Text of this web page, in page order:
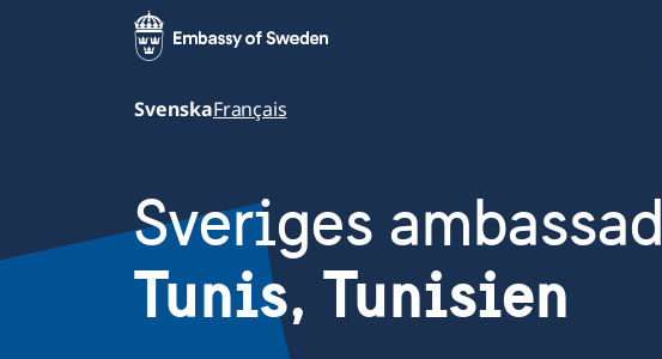
SvenskaFrançais
Sveriges ambassad
Tunis, Tunisien